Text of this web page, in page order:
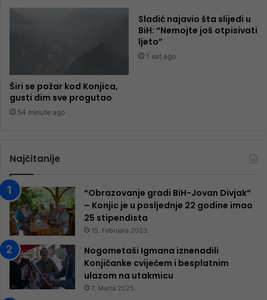
Širi se požar kod Konjica,
gusti dim sve progutao
54 minute ago
Sladić najavio šta slijedi u
BiH: “Nemojte još otpisivati
ljeto”
1 sat ago
Najčitanije
“Obrazovanje gradi BiH-Jovan Divjak“
– Konjic je u posljednje 22 godine imao
25 ​​stipendista
15. Februara 2023.
Nogometaši Igmana iznenadili
Konjičanke cvijećem i besplatnim
ulazom na utakmicu
7. Marta 2025.